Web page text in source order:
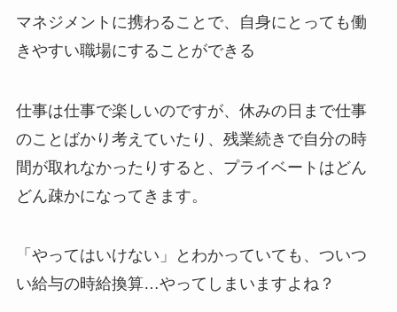
マネジメントに携わることで、自身にとっても働
きやすい職場にすることができる
仕事は仕事で楽しいのですが、休みの日まで仕事
のことばかり考えていたり、残業続きで自分の時
間が取れなかったりすると、プライベートはどん
どん疎かになってきます。
「やってはいけない」とわかっていても、ついつ
い給与の時給換算…やってしまいますよね？